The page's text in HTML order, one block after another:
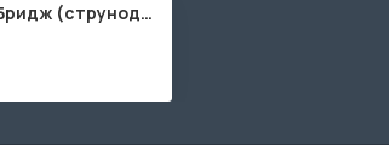
404SJ-4-B Бридж (струнодержатель) для бас-гитары, черный, Gotoh